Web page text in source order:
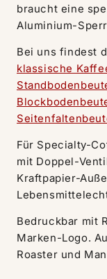
braucht eine
Aluminium-
Bei uns findest
klassische
Für Specialty-
mit Doppel-
Kraftpapier-
Bedruckbar mit
Marken-Logo.
Roaster und